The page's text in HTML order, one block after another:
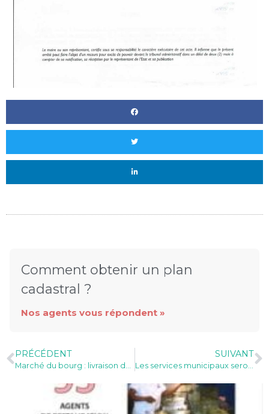
Comment obtenir un plan
cadastral ?
Nos agents vous répondent »
PRÉCÉDENT SUIVANT